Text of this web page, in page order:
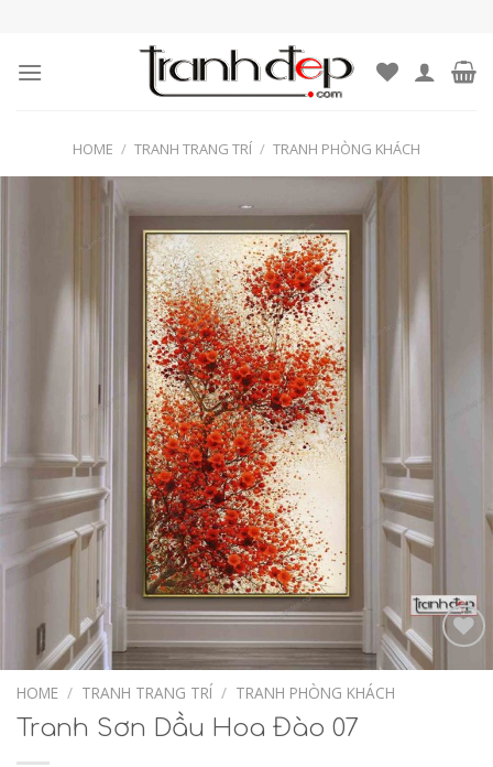
content
HOME / TRANH TRANG TRÍ / TRANH PHÒNG KHÁCH
Add to
HOME / TRANH TRANG TRÍ / TRANH PHÒNG KHÁCH
Tranh Sơn Dầu Hoa Đào 07